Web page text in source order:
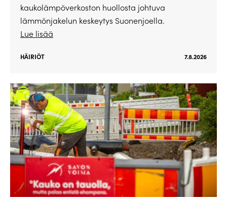
kaukolämpöverkoston huollosta johtuva
lämmönjakelun keskeytys Suonenjoella.
Lue lisää
HÄIRIÖT 7.8.2026